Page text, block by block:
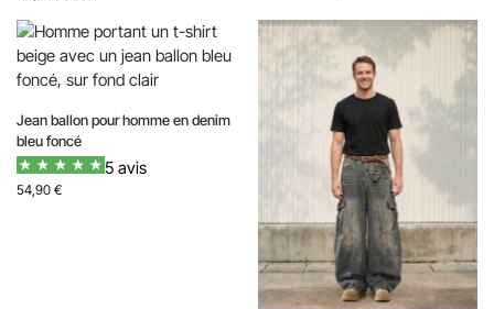
Jean ballon pour homme en denim
bleu foncé
5 avis
54,90 €